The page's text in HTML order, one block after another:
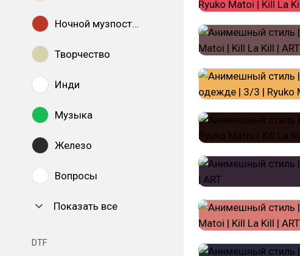
Ночной музпостинг
Творчество
Инди
Музыка
Железо
Вопросы
Показать все
DTF